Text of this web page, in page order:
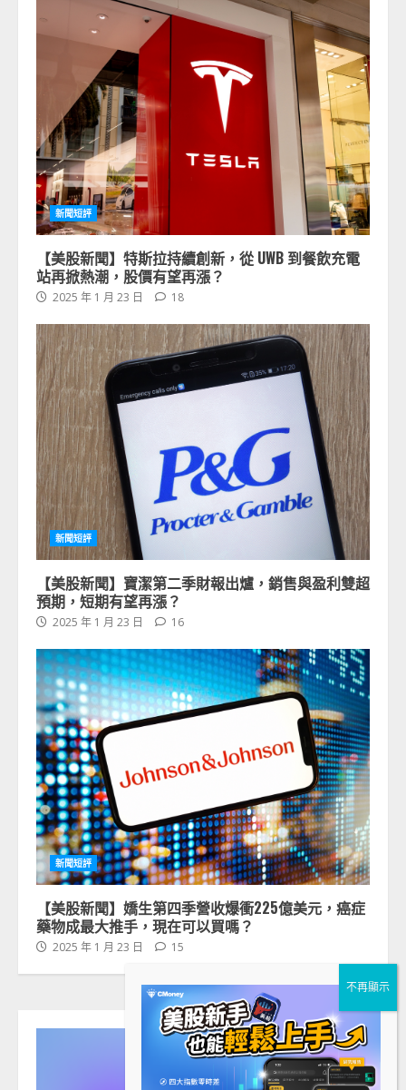
新聞短評
【美股新聞】特斯拉持續創新，從 UWB 到餐飲充電
站再掀熱潮，股價有望再漲？
2025 年 1 月 23 日 18
新聞短評
【美股新聞】寶潔第二季財報出爐，銷售與盈利雙超
預期，短期有望再漲？
2025 年 1 月 23 日 16
新聞短評
【美股新聞】嬌生第四季營收爆衝225億美元，癌症
藥物成最大推手，現在可以買嗎？
2025 年 1 月 23 日 15